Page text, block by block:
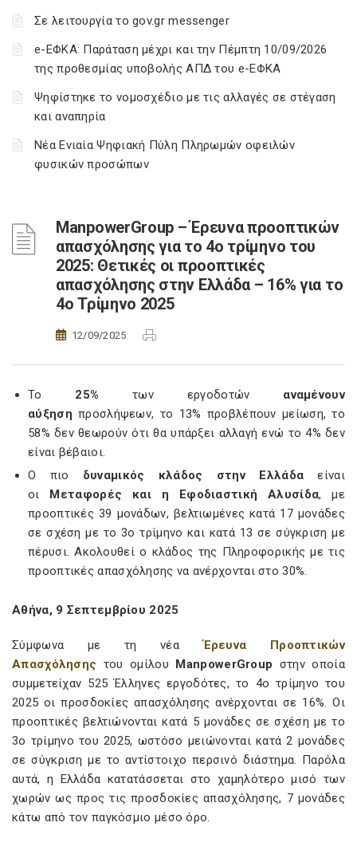
Σε λειτουργία το gov.gr messenger
e-ΕΦΚΑ: Παράταση μέχρι και την Πέμπτη 10/09/2026
της προθεσμίας υποβολής ΑΠΔ του e-ΕΦΚΑ
Ψηφίστηκε το νομοσχέδιο με τις αλλαγές σε στέγαση
και αναπηρία
Νέα Ενιαία Ψηφιακή Πύλη Πληρωμών οφειλών
φυσικών προσώπων
ManpowerGroup – Έρευνα προοπτικών
απασχόλησης για το 4ο τρίμηνο του
2025: Θετικές οι προοπτικές
απασχόλησης στην Ελλάδα – 16% για το
4ο Τρίμηνο 2025
12/09/2025
Το 25% των εργοδοτών αναμένουν
αύξηση προσλήψεων, το 13% προβλέπουν μείωση, το
58% δεν θεωρούν ότι θα υπάρξει αλλαγή ενώ το 4% δεν
είναι βέβαιοι.
Ο πιο δυναμικός κλάδος στην Ελλάδα είναι
οι Μεταφορές και η Εφοδιαστική Αλυσίδα, με
προοπτικές 39 μονάδων, βελτιωμένες κατά 17 μονάδες
σε σχέση με το 3ο τρίμηνο και κατά 13 σε σύγκριση με
πέρυσι. Ακολουθεί ο κλάδος της Πληροφορικής με τις
προοπτικές απασχόλησης να ανέρχονται στο 30%.
Αθήνα, 9 Σεπτεμβρίου 2025
Σύμφωνα με τη νέαΈρευνα Προοπτικών
Απασχόλησης του ομίλου ManpowerGroup στην οποία
συμμετείχαν 525 Έλληνες εργοδότες, το 4ο τρίμηνο του
2025 οι προσδοκίες απασχόλησης ανέρχονται σε 16%. Οι
προοπτικές βελτιώνονται κατά 5 μονάδες σε σχέση με το
3ο τρίμηνο του 2025, ωστόσο μειώνονται κατά 2 μονάδες
σε σύγκριση με το αντίστοιχο περσινό διάστημα. Παρόλα
αυτά, η Ελλάδα κατατάσσεται στο χαμηλότερο μισό των
χωρών ως προς τις προσδοκίες απασχόλησης, 7 μονάδες
κάτω από τον παγκόσμιο μέσο όρο.